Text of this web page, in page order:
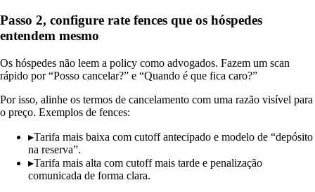
Passo 2, configure rate fences que os hóspedes
entendem mesmo
Os hóspedes não leem a policy como advogados. Fazem um scan
rápido por “Posso cancelar?” e “Quando é que fica caro?”
Por isso, alinhe os termos de cancelamento com uma razão visível para
o preço. Exemplos de fences:
▸Tarifa mais baixa com cutoff antecipado e modelo de “depósito
na reserva”.
▸Tarifa mais alta com cutoff mais tarde e penalização
comunicada de forma clara.